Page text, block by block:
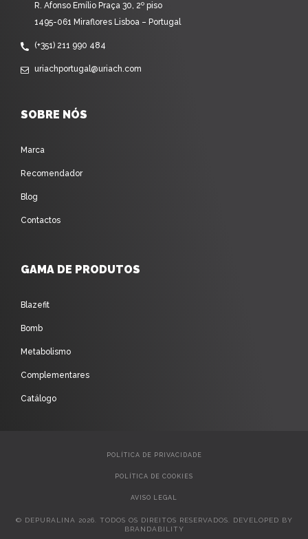
R. Afonso Emílio Praça 30, 2º piso
1495-061 Miraflores Lisboa – Portugal
(+351) 211 990 484
uriachportugal@uriach.com
SOBRE NÓS
Marca
Recomendador
Blog
Contactos
GAMA DE PRODUTOS
Blazefit
Bomb
Metabolismo
Complementares
Catálogo
© DEPURALINA 2026. TODOS OS DIREITOS RESERVADOS. DEVELOPED BY
BRANDABILITY
POLÍTICA DE PRIVACIDADE
POLÍTICA DE COOKIES
AVISO LEGAL